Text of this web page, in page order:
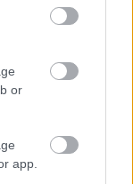
or
app.
soha
de
túlléptem
ülök, és a
a